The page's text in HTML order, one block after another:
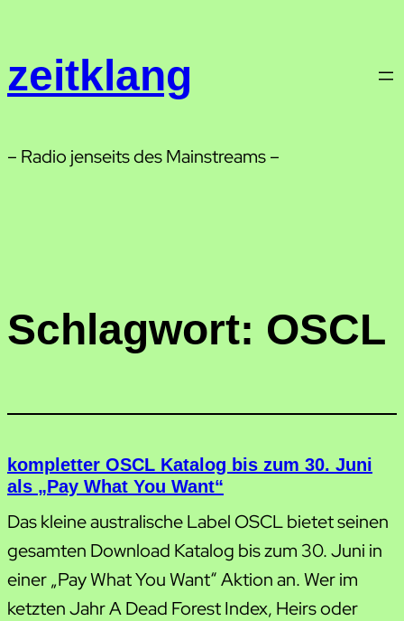
springen
zeitklang
– Radio jenseits des Mainstreams –
Schlagwort: OSCL
kompletter OSCL Katalog bis zum 30. Juni
als „Pay What You Want“
Das kleine australische Label OSCL bietet seinen
gesamten Download Katalog bis zum 30. Juni in
einer „Pay What You Want“ Aktion an. Wer im
ketzten Jahr A Dead Forest Index, Heirs oder